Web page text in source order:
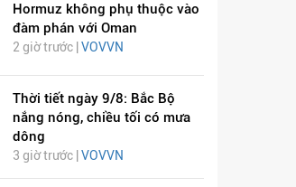
Hormuz không phụ thuộc vào
đàm phán với Oman
2 giờ trước | VOVVN
Thời tiết ngày 9/8: Bắc Bộ
nắng nóng, chiều tối có mưa
dông
3 giờ trước | VOVVN